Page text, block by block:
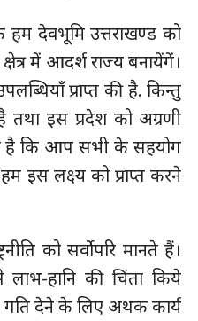
देवभूमि उत्तराखण्ड को
में आदर्श राज्य बनायेंगें।
प्राप्त की है. किन्तु
इस प्रदेश को अग्रणी
है कि आप सभी के सहयोग
इस लक्ष्य को प्राप्त करने
को सर्वोपरि मानते हैं।
हानि की चिंता किये
देने के लिए अथक कार्य